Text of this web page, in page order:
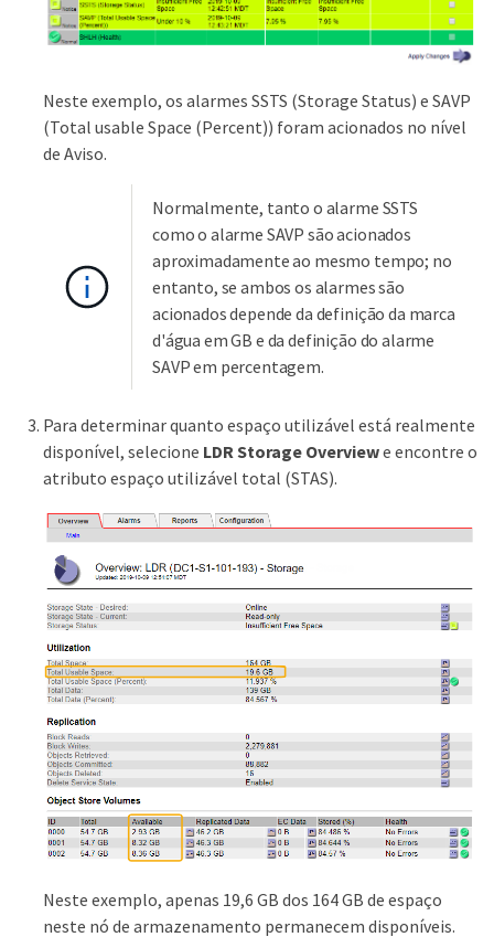
Neste exemplo, os alarmes SSTS (Storage Status) e SAVP
(Total usable Space (Percent)) foram acionados no nível
de Aviso.
Normalmente, tanto o alarme SSTS
como o alarme SAVP são acionados
aproximadamente ao mesmo tempo; no
entanto, se ambos os alarmes são
acionados depende da definição da marca
d'água em GB e da definição do alarme
SAVP em percentagem.
Para determinar quanto espaço utilizável está realmente
disponível, selecione LDRStorage Overviewe encontre o
atributo espaço utilizável total (STAS).
Neste exemplo, apenas 19,6 GB dos 164 GB de espaço
neste nó de armazenamento permanecem disponíveis.